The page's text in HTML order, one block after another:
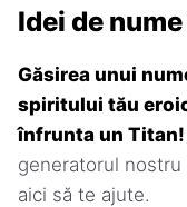
Idei de
Găsirea unui
spiritului tău
înfrunta un Titan!
generatorul
aici să te ajute.